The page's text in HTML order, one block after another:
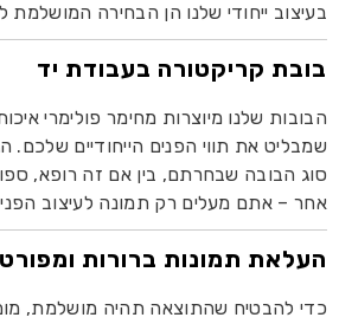
בעיצוב ייחודי שלנו הן הבחירה המושלמת
בובת קריקטורה בעבודת יד
הבובות שלנו מיוצרות מחימר פולימרי
שמבליט את תווי הפנים הייחודיים שלכם.
סוג הבובה שבחרתם, בין אם זה רופא,
אחר – אתם מעלים רק תמונה לעיצוב
העלאת תמונות ברורות
כדי להבטיח שהתוצאה תהיה מושלמת,